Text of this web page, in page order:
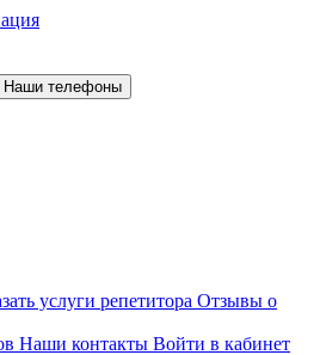
Наши телефоны
услуги репетитора Отзывы о
Наши контакты Войти в кабинет